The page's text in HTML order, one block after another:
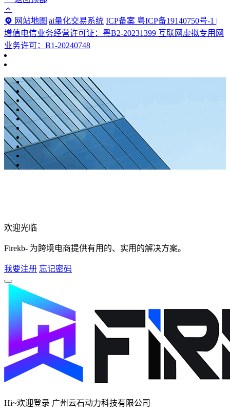
网站地图 |ai量化交易系统 ICP备案 粤ICP备19140750号-1 |
增值电信业务经营许可证：粤B2-20231399 互联网虚拟专用网
业务许可：B1-20240748
欢迎光临
Firekb- 为跨境电商提供有用的、实用的解决方案。
我要注册 忘记密码
Hi~欢迎登录 广州云石动力科技有限公司